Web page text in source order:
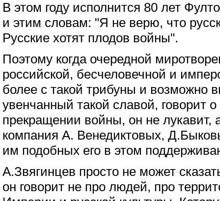
В этом году исполнится 80 лет
и этим словам: "Я не верю, что
Русские хотят плодов войны".
Поэтому когда очередной
российской, бесчеловечной и
более с такой трибуны и возможно
увенчанный такой славой, говорит
прекращении войны, он не лукавит,
компания А. Венедиктовых,
им подобных его в этом
А.Звягинцев просто не может
он говорит не про людей, про